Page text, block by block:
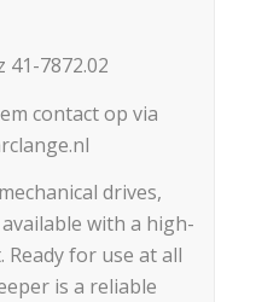
41-7872.02
contact op via
drives,
with a high-
for use at all
is a reliable